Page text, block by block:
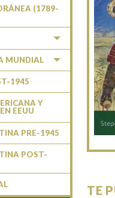
TE
(1789-
MUNDIAL
1945
Y
EEUU
PRE-1945
POST-